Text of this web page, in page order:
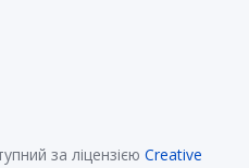
за ліцензією Creative